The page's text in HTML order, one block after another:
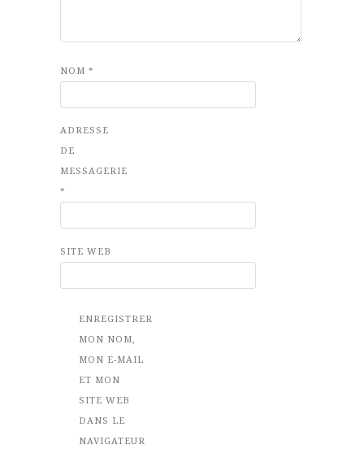
NOM *
ADRESSE
DE
MESSAGERIE
*
SITE WEB
ENREGISTRER
MON NOM,
MON E-MAIL
ET MON
SITE WEB
DANS LE
NAVIGATEUR